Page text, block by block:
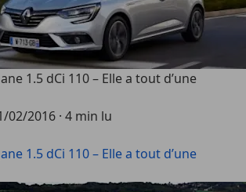
1.5 dCi 110 – Elle a tout d’une
02/2016 · 4 min lu
1.5 dCi 110 – Elle a tout d’une